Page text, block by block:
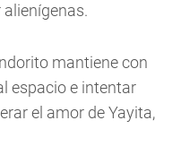
mantiene con
espacio e intentar
el amor de Yayita,